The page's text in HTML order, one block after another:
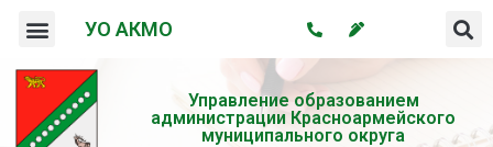
УО АКМО
Управление образованием
администрации Красноармейского
муниципального округа